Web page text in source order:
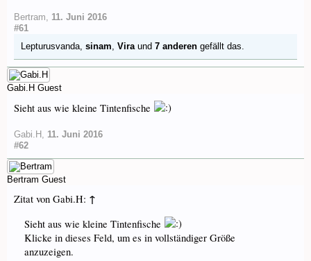
Bertram, 11. Juni 2016
#61
Lepturusvanda, sinam, Viraund 7 anderen gefällt das.
Gabi.H Guest
Sieht aus wie kleine Tintenfische
Gabi.H , 11. Juni 2016
#62
Bertram Guest
Zitat von Gabi.H: ↑
Sieht aus wie kleine Tintenfische
Klicke in dieses Feld, um es in vollständiger Größe
anzuzeigen.